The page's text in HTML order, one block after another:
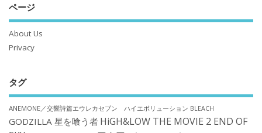
ページ
About Us
Privacy
タグ
ANEMONE／交響詩篇エウレカセブン ハイエボリューション BLEACH
GODZILLA 星を喰う者 HiGH&LOW THE MOVIE 2 END OF